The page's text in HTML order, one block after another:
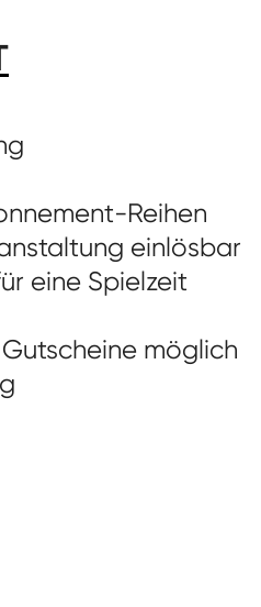
Reihen
einlösbar
eine Spielzeit
möglich